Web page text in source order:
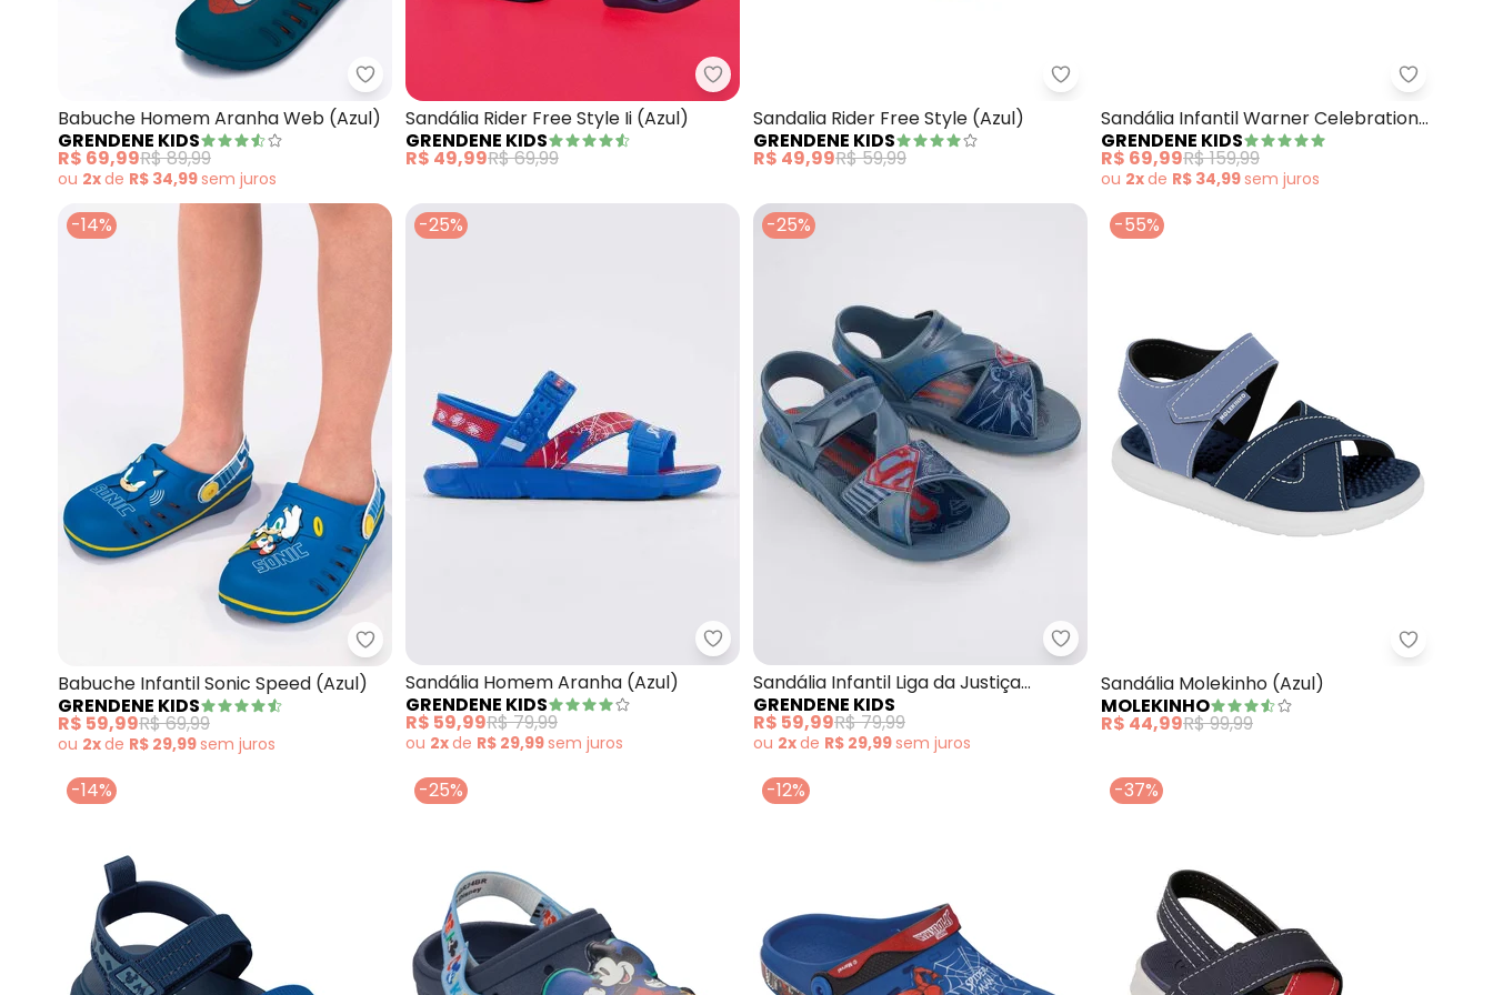
Grendene Kids - Babuche Homem Aranha Web (Azul)
Babuche Homem Aranha Web (Azul)
GRENDENE KIDS
R$ 69,99R$ 89,99
ou 2xde R$ 34,99sem juros
Grendene Kids - Sandália Rider Free Style Ii (Azul)
Sandália Rider Free Style Ii (Azul)
GRENDENE KIDS
R$ 49,99R$ 69,99
Grendene Kids - Sandalia Rider Free Style (Azul)
Sandalia Rider Free Style (Azul)
GRENDENE KIDS
R$ 49,99R$ 59,99
Sandália Infantil Warner Celebration
(Azul)
GRENDENE KIDS
R$ 69,99R$ 159,99
ou 2xde R$ 34,99sem juros
-14%
Grendene Kids - Babuche Infantil Sonic Speed (Azul)
Babuche Infantil Sonic Speed (Azul)
GRENDENE KIDS
R$ 59,99R$ 69,99
ou 2xde R$ 29,99sem juros
-25%
Grendene Kids - Sandália Homem Aranha (Azul)
Sandália Homem Aranha (Azul)
GRENDENE KIDS
R$ 59,99R$ 79,99
ou 2xde R$ 29,99sem juros
-25%
Grendene Kids - Sandália Infantil Liga da Justiça
Sandália Infantil Liga da Justiça
Combat (Azul)
GRENDENE KIDS
R$ 59,99R$ 79,99
ou 2xde R$ 29,99sem juros
-55%
Sandália Molekinho (Azul)
MOLEKINHO
R$ 44,99R$ 99,99
-14% -25% -12% -37%